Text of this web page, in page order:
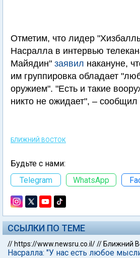
Отметим, что лидер
Насралла в интервью
Майядин" заявил накануне,
им группировка обладает
оружием". "Есть и такие
никто не ожидает", – сообщил
БЛИЖНИЙ ВОСТОК
Будьте с нами:
Telegram
WhatsApp
ССЫЛКИ ПО ТЕМЕ
// https://www.newsru.co.il/// Ближний
Насралла: "У нас есть любое